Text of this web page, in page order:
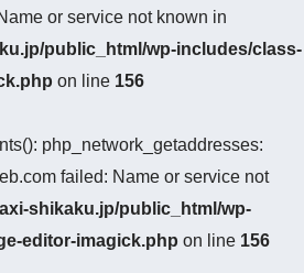
or service not known in
public_html/wp-includes/class-
on line 156
php_network_getaddresses:
failed: Name or service not
shikaku.jp/public_html/wp-
editor-imagick.php on line 156